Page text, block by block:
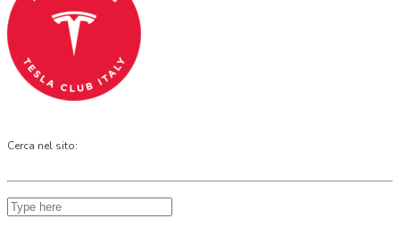
Cerca nel sito: